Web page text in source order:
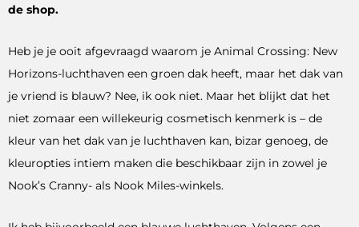
de shop.
Heb je je ooit afgevraagd waarom je Animal Crossing: New
Horizons-luchthaven een groen dak heeft, maar het dak van
je vriend is blauw? Nee, ik ook niet. Maar het blijkt dat het
niet zomaar een willekeurig cosmetisch kenmerk is – de
kleur van het dak van je luchthaven kan, bizar genoeg, de
kleuropties intiem maken die beschikbaar zijn in zowel je
Nook’s Cranny- als Nook Miles-winkels.